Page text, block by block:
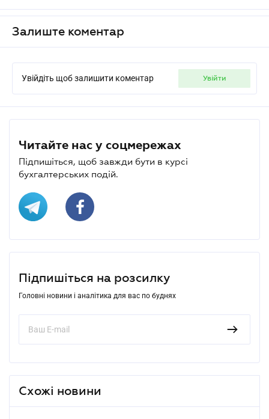
Залиште коментар
Увійдіть щоб залишити коментар увійти
Читайте нас у соцмережах
Підпишіться, щоб завжди бути в курсі
бухгалтерських подій.
Підпишіться на розсилку
Головні новини і аналітика для вас по буднях
Схожі новини